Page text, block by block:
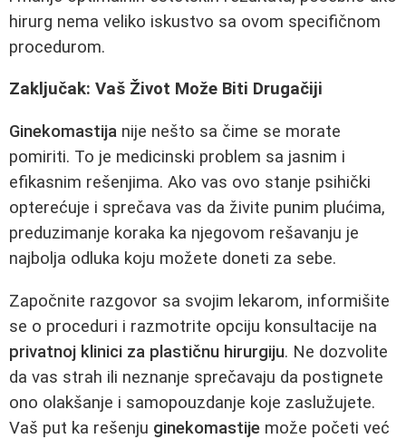
hirurg nema veliko iskustvo sa ovom specifičnom
procedurom.
Zaključak: Vaš Život Može Biti Drugačiji
Ginekomastija nije nešto sa čime se morate
pomiriti. To je medicinski problem sa jasnim i
efikasnim rešenjima. Ako vas ovo stanje psihički
opterećuje i sprečava vas da živite punim plućima,
preduzimanje koraka ka njegovom rešavanju je
najbolja odluka koju možete doneti za sebe.
Započnite razgovor sa svojim lekarom, informišite
se o proceduri i razmotrite opciju konsultacije na
privatnoj klinici za plastičnu hirurgiju. Ne dozvolite
da vas strah ili neznanje sprečavaju da postignete
ono olakšanje i samopouzdanje koje zaslužujete.
Vaš put ka rešenju ginekomastije može početi već